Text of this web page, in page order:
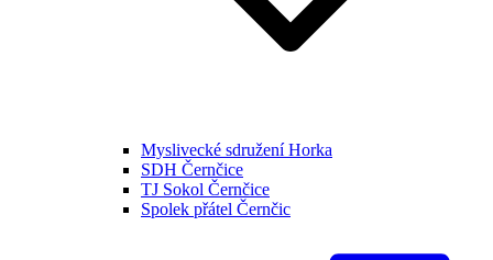
Myslivecké sdružení Horka
SDH Černčice
TJ Sokol Černčice
Spolek přátel Černčic